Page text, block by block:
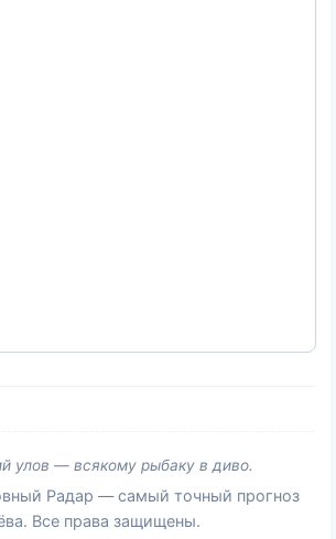
улов — всякому рыбаку в диво.
Радар — самый точный прогноз
Все права защищены.